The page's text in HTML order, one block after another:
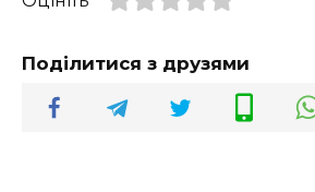
Поділитися з друзями